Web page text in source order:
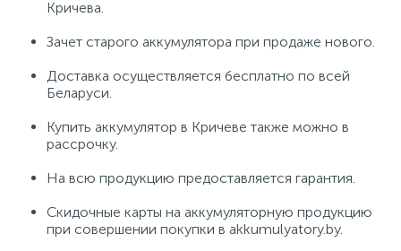
Кричева.
Зачет старого аккумулятора при продаже нового.
Доставка осуществляется бесплатно по всей
Беларуси.
Купить аккумулятор в Кричеве также можно в
рассрочку.
На всю продукцию предоставляется гарантия.
Скидочные карты на аккумуляторную продукцию
при совершении покупки в akkumulyatory.by.